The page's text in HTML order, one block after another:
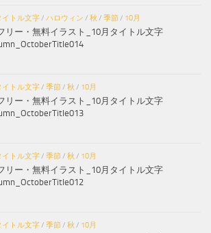
イトル文字/ ハロウィン / 秋 / 季節/ 10月
リー・無料イラスト_10月タイトル文字
イトル文字/ 季節/ 秋 / 10月
リー・無料イラスト_10月タイトル文字
イトル文字/ 季節/ 秋 / 10月
リー・無料イラスト_10月タイトル文字
イトル文字/ 季節/ 秋 / 10月